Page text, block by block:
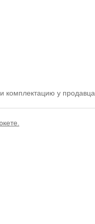
комплектацию у продавца.